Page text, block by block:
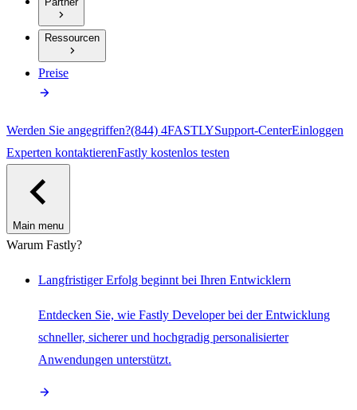
Ressourcen
Preise
Werden Sie angegriffen?(844) 4FASTLYSupport-CenterEinloggen
Experten kontaktierenFastly kostenlos testen
Main menu
Warum Fastly?
Langfristiger Erfolg beginnt bei Ihren Entwicklern
Entdecken Sie, wie Fastly Developer bei der Entwicklung
schneller, sicherer und hochgradig personalisierter
Anwendungen unterstützt.